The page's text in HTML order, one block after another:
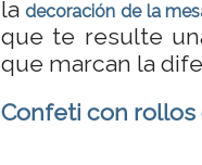
la decoración de la
que te resulte
que marcan la
Confeti con rollos